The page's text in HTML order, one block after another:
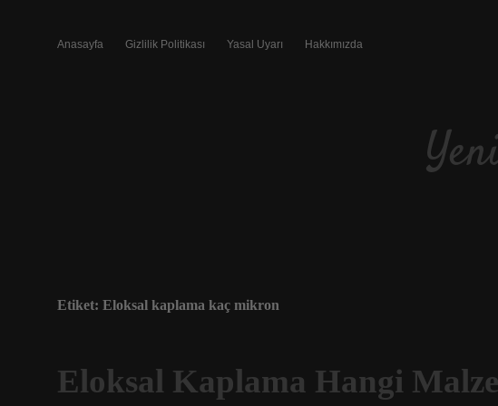
Anasayfa Gizlilik Politikası Yasal Uyarı Hakkımızda
Etiket: Eloksal kaplama kaç mikron
Eloksal Kaplama Hangi